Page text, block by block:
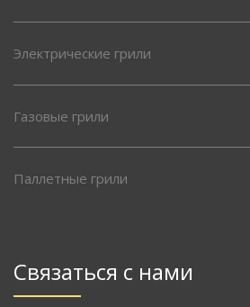
Электрические грили
Газовые грили
Паллетные грили
Связаться с нами